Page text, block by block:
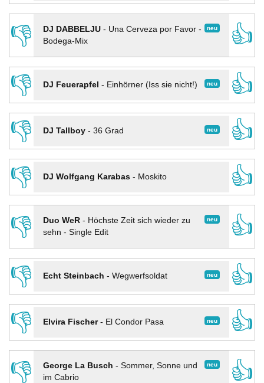
👎
neu
DJ DABBELJU- Una Cerveza por Favor -
Bodega-Mix
👍
👎
neu
DJ Feuerapfel - Einhörner (Iss sie nicht!)
👍
👎
neu
DJ Tallboy- 36 Grad
👍
👎
DJ Wolfgang Karabas- Moskito
👍
👎
neu
Duo WeR- Höchste Zeit sich wieder zu
sehn - Single Edit
👍
👎
neu
Echt Steinbach - Wegwerfsoldat
👍
👎
neu
Elvira Fischer- El Condor Pasa
👍
👎
neu
George La Busch - Sommer, Sonne und
im Cabrio
👍